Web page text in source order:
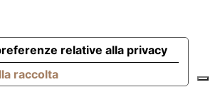
raccolta
relative alla privacy